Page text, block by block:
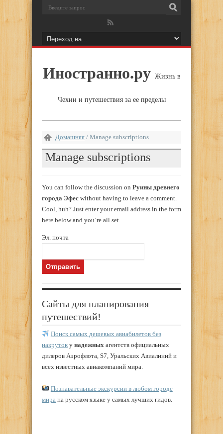
Иностранно.ру Жизнь в
Чехии и путешествия за ее пределы
Домашняя / Manage subscriptions
Manage subscriptions
You can follow the discussion on Руины древнего
города Эфес without having to leave a comment.
Cool, huh? Just enter your email address in the form
here below and you’re all set.
Эл. почта
Сайты для планирования
путешествий!
Поиск самых дешевых авиабилетов без
накруток у надежных агентств официальных
дилеров Аэрофлота, S7, Уральских Авиалиний и
всех известных авиакомпаний мира.
Познавательные экскурсии в любом городе
мира на русском языке у самых лучших гидов.